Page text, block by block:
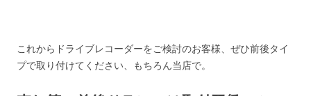
これからドライブレコーダーをご検討のお客様、ぜひ前後タイ
プで取り付けてください、もちろん当店で。